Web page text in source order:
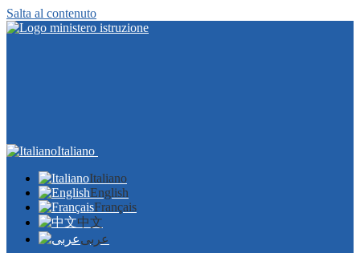
Salta al contenuto
Italiano
Italiano
English
Français
中文
عربى